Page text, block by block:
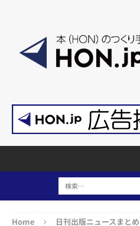
Home 日刊出版ニュースまとめ